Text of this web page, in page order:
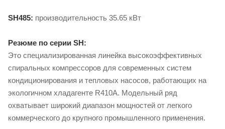
SH485: производительность 35.65 кВт
Резюме по серии SH:
Это специализированная линейка высокоэффективных
спиральных компрессоров для современных систем
кондиционирования и тепловых насосов, работающих на
экологичном хладагенте R410A. Модельный ряд
охватывает широкий диапазон мощностей от легкого
коммерческого до крупного промышленного применения.